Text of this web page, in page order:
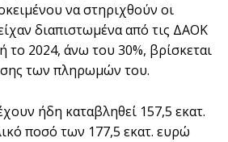
να στηριχθούν οι
διαπιστωμένα από τις ΔΑΟΚ
το 2024, άνω του 30%, βρίσκεται
των πληρωμών του.
ήδη καταβληθεί 157,5 εκατ.
ποσό των 177,5 εκατ. ευρώ